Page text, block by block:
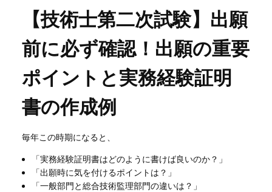
【技術士第二次試験】出願
前に必ず確認！出願の重要
ポイントと実務経験証明
書の作成例
毎年この時期になると、
「実務経験証明書はどのように書けば良いのか？」
「出願時に気を付けるポイントは？」
「一般部門と総合技術監理部門の違いは？」